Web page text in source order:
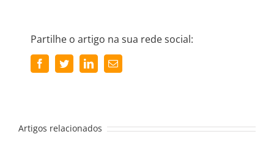
Partilhe o artigo na sua rede social:
FacebookTwitterLinkedInEmail
(necessário
Artigos relacionados